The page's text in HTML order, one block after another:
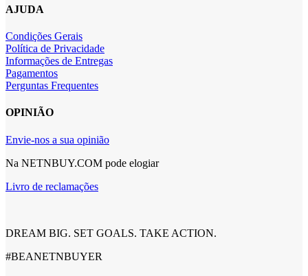
AJUDA
Condições Gerais
Política de Privacidade
Informações de Entregas
Pagamentos
Perguntas Frequentes
OPINIÃO
Envie-nos a sua opinião
Na NETNBUY.COM pode elogiar
Livro de reclamações
DREAM BIG. SET GOALS. TAKE ACTION.
#BEANETNBUYER